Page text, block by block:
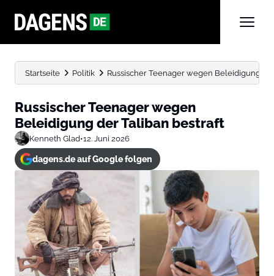
Startseite Politik Russischer Teenager wegen Beleidigung
Russischer Teenager wegen
Beleidigung der Taliban bestraft
Kenneth Glad•12. Juni 2026
dagens.de auf Google folgen